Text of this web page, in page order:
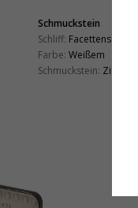
Schmuckstein
Schliff: Facettenschliff
Farbe: Weißem
Schmuckstein: Zirkon